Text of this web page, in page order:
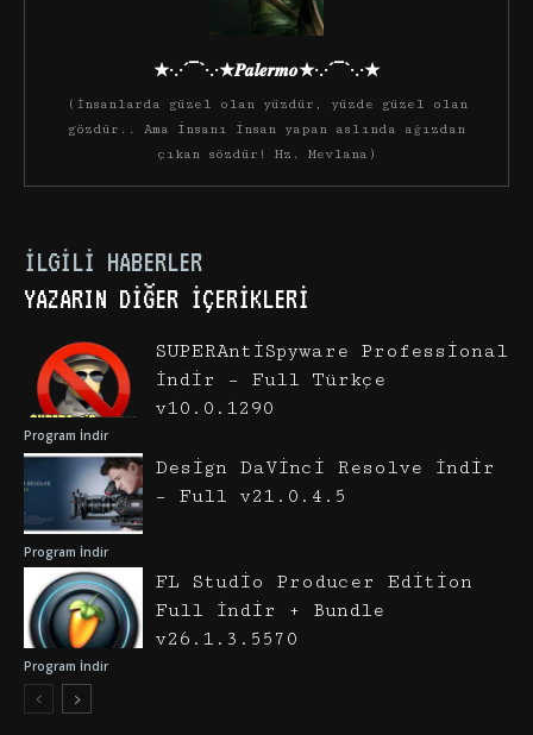
★·.·´¯`·.·★𝑷𝒂𝒍𝒆𝒓𝒎𝒐★·.·´¯`·.·★
(İnsanlarda güzel olan yüzdür, yüzde güzel olan
gözdür.. Ama insanı insan yapan aslında ağızdan
çıkan sözdür! Hz. Mevlana)
İLGILI HABERLER
YAZARIN DIĞER İÇERIKLERI
Program İndir
SUPERAntiSpyware Professional
İndir – Full Türkçe
v10.0.1290
Program İndir
Design DaVinci Resolve İndir
– Full v21.0.4.5
Program İndir
FL Studio Producer Edition
Full İndir + Bundle
v26.1.3.5570